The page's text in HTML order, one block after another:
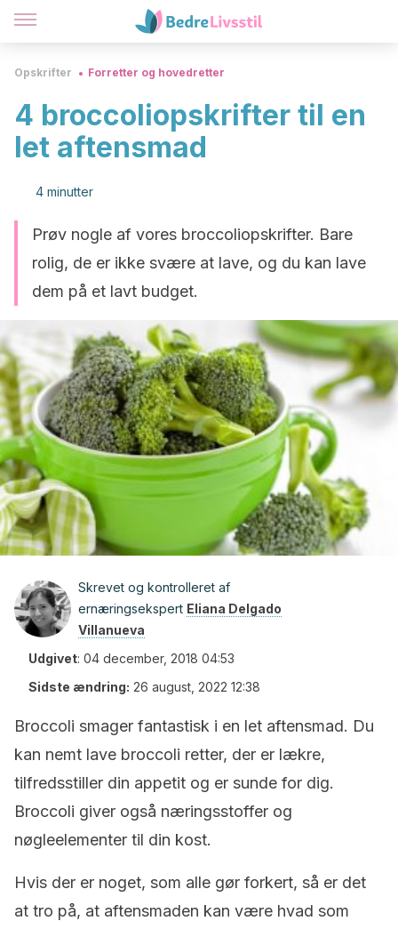
Opskrifter Forretter og hovedretter
4 broccoliopskrifter til en
let aftensmad
4 minutter
Prøv nogle af vores broccoliopskrifter. Bare
rolig, de er ikke svære at lave, og du kan lave
dem på et lavt budget.
Skrevet og kontrolleret af
ernæringsekspert Eliana Delgado
Villanueva
Udgivet: 04 december, 2018 04:53
Sidste ændring: 26 august, 2022 12:38
Broccoli smager fantastisk i en let aftensmad. Du
kan nemt lave broccoli retter, der er lækre,
tilfredsstiller din appetit og er sunde for dig.
Broccoli giver også næringsstoffer og
nøgleelementer til din kost.
Hvis der er noget, som alle gør forkert, så er det
at tro på, at aftensmaden kan være hvad som